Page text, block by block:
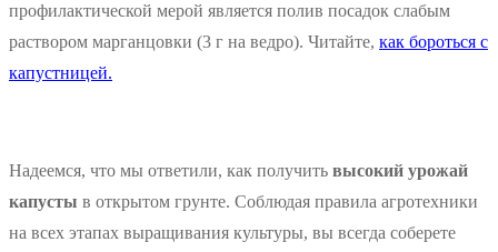
профилактической мерой является полив посадок слабым
раствором марганцовки (3 г на ведро). Читайте, как бороться с
капустницей.
Надеемся, что мы ответили, как получить высокий урожай
капусты в открытом грунте. Соблюдая правила агротехники
на всех этапах выращивания культуры, вы всегда соберете